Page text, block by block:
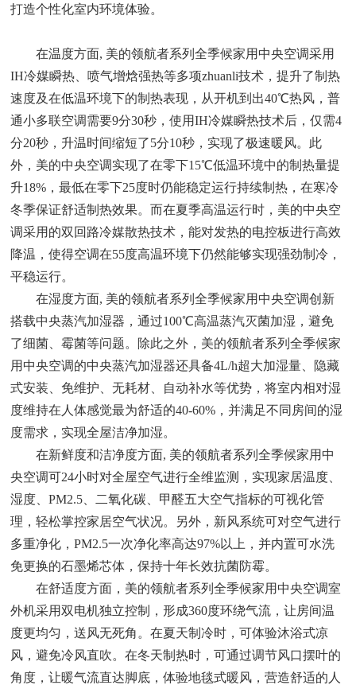
打造个性化室内环境体验。
在温度方面, 美的领航者系列全季候家用中央空调采用
IH冷媒瞬热、喷气增焓强热等多项zhuanli技术，提升了制热
速度及在低温环境下的制热表现，从开机到出40℃热风，普
通小多联空调需要9分30秒，使用IH冷媒瞬热技术后，仅需4
分20秒，升温时间缩短了5分10秒，实现了极速暖风。此
外，美的中央空调实现了在零下15℃低温环境中的制热量提
升18%，最低在零下25度时仍能稳定运行持续制热，在寒冷
冬季保证舒适制热效果。而在夏季高温运行时，美的中央空
调采用的双回路冷媒散热技术，能对发热的电控板进行高效
降温，使得空调在55度高温环境下仍然能够实现强劲制冷，
平稳运行。
在湿度方面, 美的领航者系列全季候家用中央空调创新
搭载中央蒸汽加湿器，通过100℃高温蒸汽灭菌加湿，避免
了细菌、霉菌等问题。除此之外，美的领航者系列全季候家
用中央空调的中央蒸汽加湿器还具备4L/h超大加湿量、隐藏
式安装、免维护、无耗材、自动补水等优势，将室内相对湿
度维持在人体感觉最为舒适的40-60%，并满足不同房间的湿
度需求，实现全屋洁净加湿。
在新鲜度和洁净度方面, 美的领航者系列全季候家用中
央空调可24小时对全屋空气进行全维监测，实现家居温度、
湿度、PM2.5、二氧化碳、甲醛五大空气指标的可视化管
理，轻松掌控家居空气状况。另外，新风系统可对空气进行
多重净化，PM2.5一次净化率高达97%以上，并内置可水洗
免更换的石墨烯芯体，保持十年长效抗菌防霉。
在舒适度方面，美的领航者系列全季候家用中央空调室
外机采用双电机独立控制，形成360度环绕气流，让房间温
度更均匀，送风无死角。在夏天制冷时，可体验沐浴式凉
风，避免冷风直吹。在冬天制热时，可通过调节风口摆叶的
角度，让暖气流直达脚底，体验地毯式暖风，营造舒适的人